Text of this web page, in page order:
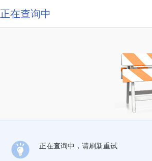
正在查询中
正在查询中，请刷新重试